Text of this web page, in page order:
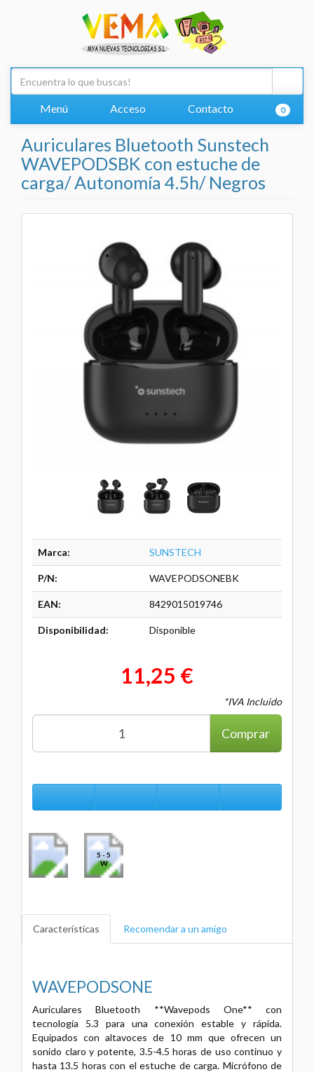
Menú Acceso Contacto 0
Auriculares Bluetooth Sunstech
WAVEPODSBK con estuche de
carga/ Autonomía 4.5h/ Negros
Marca: SUNSTECH
P/N: WAVEPODSONEBK
EAN: 8429015019746
Disponibilidad: Disponible
11,25 €
*IVA Incluido
Comprar
5 - 5
W
Características Recomendar a un amigo
WAVEPODSONE
Auriculares Bluetooth **Wavepods One** con
tecnología 5.3 para unaconexión estable y rápida.
Equipados con altavoces de 10 mm que ofrecen un
sonido claro y potente, 3.5-4.5 horas de uso continuo y
hasta 13.5 horascon el estuche de carga. Micrófono de